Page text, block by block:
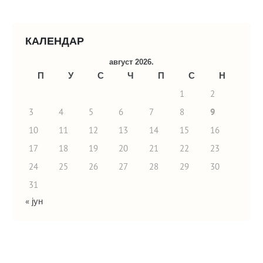
КАЛЕНДАР
август 2026.
П У С Ч П С
Н
1
2
3
4 5 6 7 8
9
10
11 12 13 14 15
16
17
18 19 20 21 22
23
24
25 26 27 28 29
30
31
« јун